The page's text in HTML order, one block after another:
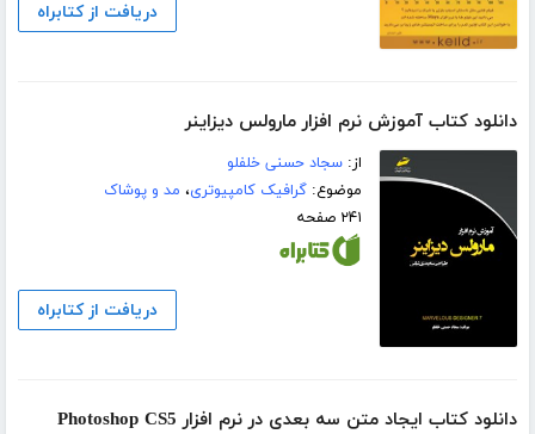
دریافت از کتابراه
دانلود کتاب آموزش نرم افزار مارولس دیزاینر
از:سجاد حسنی خلفلو
موضوع:گرافیک کامپیوتری، مد و پوشاک
۲۴۱ صفحه
دریافت از کتابراه
دانلود کتاب ایجاد متن سه بعدی در نرم افزار Photoshop CS5